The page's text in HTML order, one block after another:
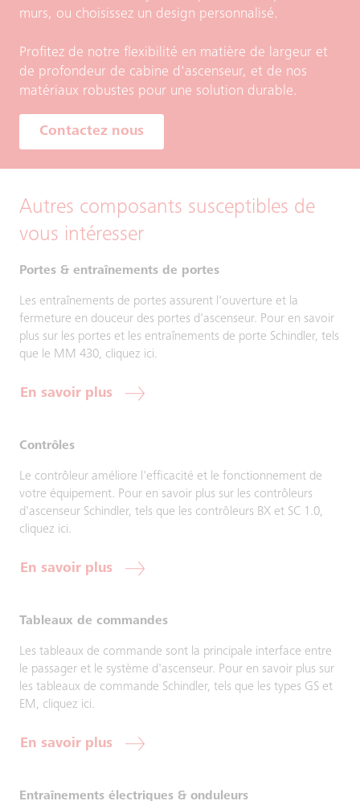
murs, ou choisissez un design personnalisé.
Profitez de notre flexibilité en matière de largeur et
de profondeur de cabine d'ascenseur, et de nos
matériaux robustes pour une solution durable.
Contactez nous
Autres composants susceptibles de
vous intéresser
Portes & entraînements de portes
Les entraînements de portes assurent l'ouverture et la
fermeture en douceur des portes d'ascenseur. Pour en savoir
plus sur les portes et les entraînements de porte Schindler, tels
que le MM 430, cliquez ici.
En savoir plus
Contrôles
Le contrôleur améliore l'efficacité et le fonctionnement de
votre équipement. Pour en savoir plus sur les contrôleurs
d'ascenseur Schindler, tels que les contrôleurs BX et SC 1.0,
cliquez ici.
En savoir plus
Tableaux de commandes
Les tableaux de commande sont la principale interface entre
le passager et le système d'ascenseur. Pour en savoir plus sur
les tableaux de commande Schindler, tels que les types GS et
EM, cliquez ici.
En savoir plus
Entraînements électriques & onduleurs